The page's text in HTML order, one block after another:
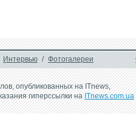
Интервью / Фотогалереи
опубликованных на ITnews,
гиперссылки наITnews.com.ua